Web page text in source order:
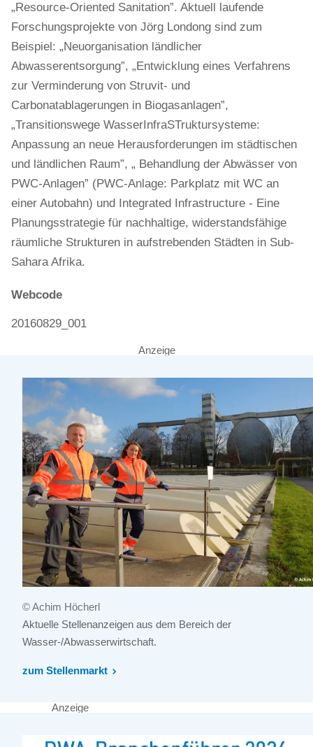
„Resource-Oriented Sanitation”. Aktuell laufende
Forschungsprojekte von Jörg Londong sind zum
Beispiel: „Neuorganisation ländlicher
Abwasserentsorgung”, „Entwicklung eines Verfahrens
zur Verminderung von Struvit- und
Carbonatablagerungen in Biogasanlagen”,
„Transitionswege WasserInfraSTruktursysteme:
Anpassung an neue Herausforderungen im städtischen
und ländlichen Raum”, „ Behandlung der Abwässer von
PWC-Anlagen” (PWC-Anlage: Parkplatz mit WC an
einer Autobahn) und Integrated Infrastructure - Eine
Planungsstrategie für nachhaltige, widerstandsfähige
räumliche Strukturen in aufstrebenden Städten in Sub-
Sahara Afrika.
Webcode
20160829_001
Anzeige
© Achim Höcherl
Aktuelle Stellenanzeigen aus dem Bereich der
Wasser-/Abwasserwirtschaft.
zum Stellenmarkt
Anzeige